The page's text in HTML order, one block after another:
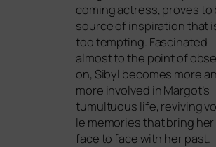
coming actress, pro­ves to
source of inspi­ra­ti­on that
too temp­ting. Fascinated
almost to the point of
on, Sibyl beco­mes more
more invol­ved in Margot’s
tumul­tuous life, revi­ving
le memo­ries that bring her
face to face with her past.